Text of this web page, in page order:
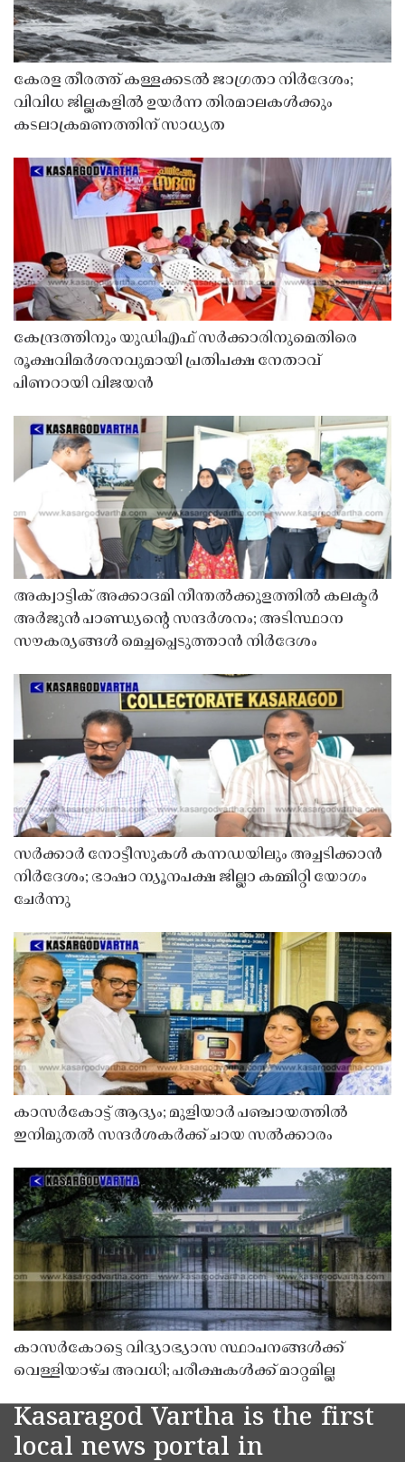
കേരള തീരത്ത് കള്ളക്കടൽ ജാഗ്രതാ നിർദേശം;
വിവിധ ജില്ലകളിൽ ഉയർന്ന തിരമാലകൾക്കും
കടലാക്രമണത്തിന് സാധ്യത
കേന്ദ്രത്തിനും യുഡിഎഫ് സർക്കാരിനുമെതിരെ
രൂക്ഷവിമർശനവുമായി പ്രതിപക്ഷ നേതാവ്
പിണറായി വിജയൻ
അക്വാട്ടിക് അക്കാദമി നീന്തൽക്കുളത്തിൽ കലക്ടർ
അർജുൻ പാണ്ഡ്യൻ്റെ സന്ദർശനം; അടിസ്ഥാന
സൗകര്യങ്ങൾ മെച്ചപ്പെടുത്താൻ നിർദേശം
സർക്കാർ നോട്ടീസുകൾ കന്നഡയിലും അച്ചടിക്കാൻ
നിർദേശം; ഭാഷാ ന്യൂനപക്ഷ ജില്ലാ കമ്മിറ്റി യോഗം
ചേർന്നു
കാസർകോട്ട് ആദ്യം; മുളിയാർ പഞ്ചായത്തിൽ
ഇനിമുതൽ സന്ദർശകർക്ക് ചായ സൽക്കാരം
കാസർകോട്ടെ വിദ്യാഭ്യാസ സ്ഥാപനങ്ങൾക്ക്
വെള്ളിയാഴ്ച അവധി; പരീക്ഷകൾക്ക് മാറ്റമില്ല
Kasaragod Vartha is the first
local news portal in